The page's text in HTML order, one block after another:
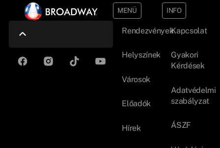
MENÜ
Rendezvények
Helyszínek
Városok
Előadók
Hírek
INFO
Kapcsolat
Gyakori
Kérdések
Adatvédelmi
szabályzat
ÁSZF